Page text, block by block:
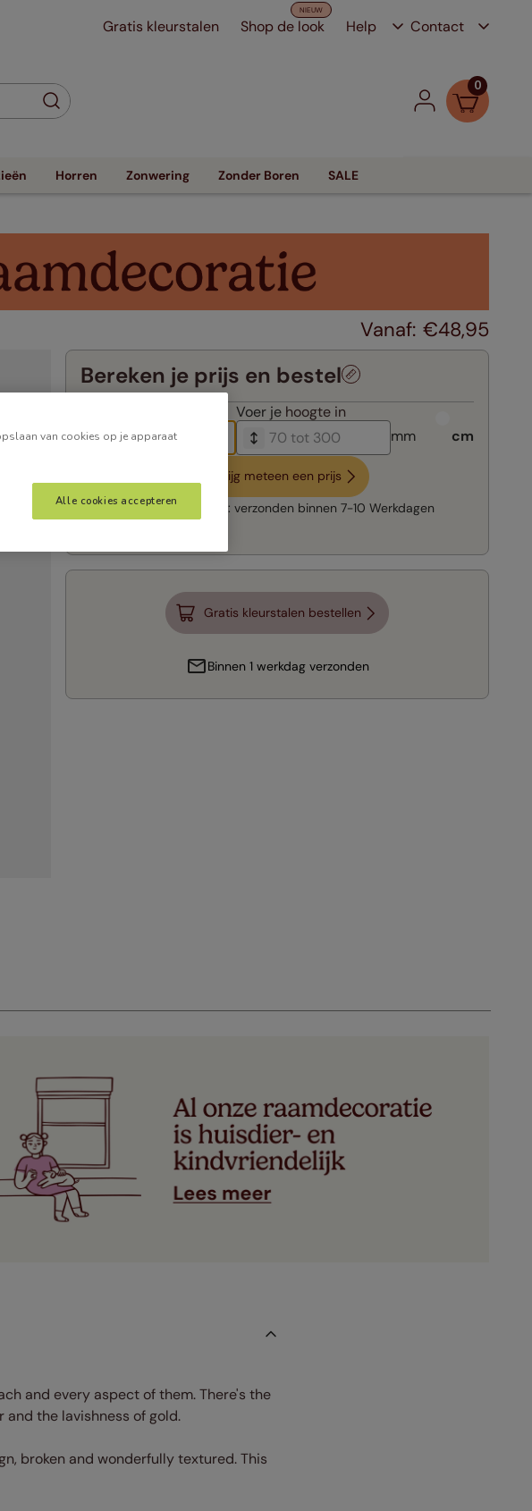
Gratis kleurstalen Shop de look Help Contact
0
Horren Zonwering Zonder Boren SALE
€48,95
Bereken je prijs en bestel
Voer je hoogte in
mm
cm
Krijg meteen een prijs
Snelle levering: verzonden binnen 7-10 Werkdagen
Gratis kleurstalen bestellen
Binnen 1 werkdag verzonden
and every aspect of them. There's the
the lavishness of gold.
broken and wonderfully textured. This
van cookies op je apparaat
Alle cookies accepteren